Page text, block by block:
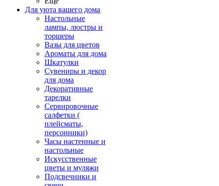
Для уюта вашего дома
Настольные
лампы, люстры и
торшеры
Вазы для цветов
Ароматы для дома
Шкатулки
Сувениры и декор
для дома
Декоративные
тарелки
Сервировочные
салфетки (
плейсматы,
персонники)
Часы настенные и
настольные
Искусственные
цветы и муляжи
Подсвечники и